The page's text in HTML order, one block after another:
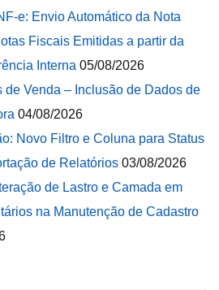
e: Envio Automático da Nota
Fiscais Emitidas a partir da
Interna 05/08/2026
de Venda – Inclusão de Dados de
04/08/2026
Novo Filtro e Coluna para Status
de Relatórios 03/08/2026
de Lastro e Camada em
na Manutenção de Cadastro